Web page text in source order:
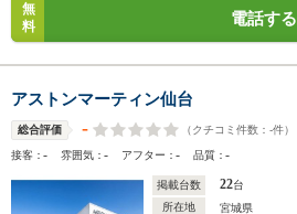
無
料
電話する
アストンマーティン仙台
総合評価 - （クチコミ件数： -件）
接客：- 雰囲気：- アフター：- 品質：-
掲載台数 22台
所在地
宮城県